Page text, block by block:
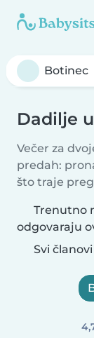
Dadilje
Večer za
predah:
što traje
Trenutno
odgovaraju
Svi